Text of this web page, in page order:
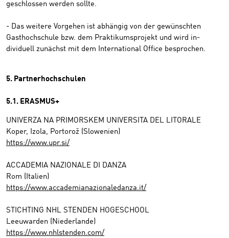
geschlossen werden sollte.
- Das weitere Vorgehen ist abhängig von der gewünschten
Gasthochschule bzw. dem Praktikumsprojekt und wird in-
dividuell zunächst mit dem International Office besprochen.
5. Partnerhochschulen
5.1. ERASMUS+
UNIVERZA NA PRIMORSKEM UNIVERSITA DEL LITORALE
Koper, Izola, Portorož (Slowenien)
https://www.upr.si/
ACCADEMIA NAZIONALE DI DANZA
Rom (Italien)
https://www.accademianazionaledanza.it/
STICHTING NHL STENDEN HOGESCHOOL
Leeuwarden (Niederlande)
https://www.nhlstenden.com/